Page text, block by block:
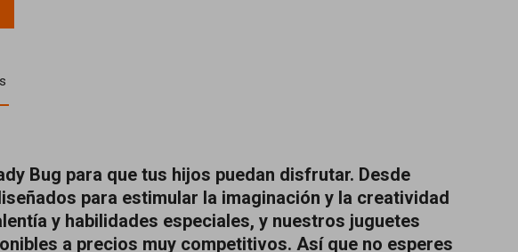
Bug para que tus hijos puedan disfrutar. Desde
para estimular la imaginación y la creatividad
y habilidades especiales, y nuestros juguetes
a precios muy competitivos. Así que no esperes